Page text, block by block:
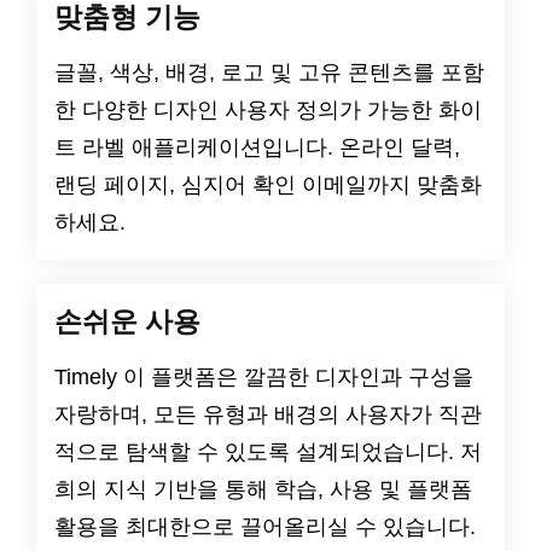
맞춤형 기능
글꼴, 색상, 배경, 로고 및 고유 콘텐츠를 포함
한 다양한 디자인 사용자 정의가 가능한 화이
트 라벨 애플리케이션입니다. 온라인 달력,
랜딩 페이지, 심지어 확인 이메일까지 맞춤화
하세요.
손쉬운 사용
Timely 이 플랫폼은 깔끔한 디자인과 구성을
자랑하며, 모든 유형과 배경의 사용자가 직관
적으로 탐색할 수 있도록 설계되었습니다. 저
희의 지식 기반을 통해 학습, 사용 및 플랫폼
활용을 최대한으로 끌어올리실 수 있습니다.